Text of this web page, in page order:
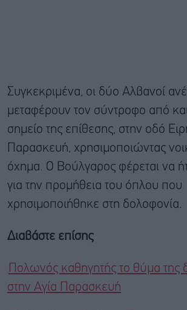
Συγκεκριμένα, οι δύο Αλβανοί
μεταφέρουν τον σύντροφο από
σημείο της επίθεσης, στην οδό
Παρασκευή, χρησιμοποιώντας
όχημα. Ο Βούλγαρος φέρεται να
για την προμήθεια του όπλου που
χρησιμοποιήθηκε στη δολοφονία.
Διαβάστε επίσης
Πολωνός καθηγητής το θύμα της
στην Αγία Παρασκευή